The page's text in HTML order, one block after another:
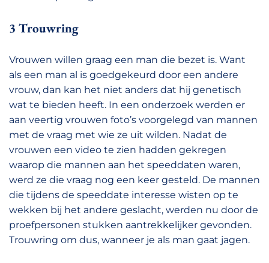
3 Trouwring
Vrouwen willen graag een man die bezet is. Want
als een man al is goedgekeurd door een andere
vrouw, dan kan het niet anders dat hij genetisch
wat te bieden heeft. In een onderzoek werden er
aan veertig vrouwen foto’s voorgelegd van mannen
met de vraag met wie ze uit wilden. Nadat de
vrouwen een video te zien hadden gekregen
waarop die mannen aan het speeddaten waren,
werd ze die vraag nog een keer gesteld. De mannen
die tijdens de speeddate interesse wisten op te
wekken bij het andere geslacht, werden nu door de
proefpersonen stukken aantrekkelijker gevonden.
Trouwring om dus, wanneer je als man gaat jagen.